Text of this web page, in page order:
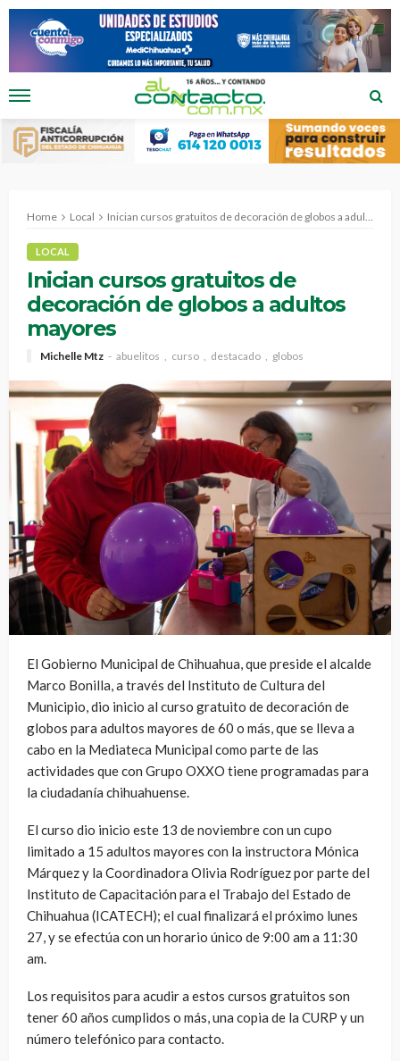
Home Local Inician cursos gratuitos de decoración de globos a adultos mayores
LOCAL
Inician cursos gratuitos de
decoración de globos a adultos
mayores
Michelle Mtz abuelitos curso destacado globos
El Gobierno Municipal de Chihuahua, que preside el alcalde
Marco Bonilla, a través del Instituto de Cultura del
Municipio, dio inicio al curso gratuito de decoración de
globos para adultos mayores de 60 o más, que se lleva a
cabo en la Mediateca Municipal como parte de las
actividades que con Grupo OXXO tiene programadas para
la ciudadanía chihuahuense.
El curso dio inicio este 13 de noviembre con un cupo
limitado a 15 adultos mayores con la instructora Mónica
Márquez y la Coordinadora Olivia Rodríguez por parte del
Instituto de Capacitación para el Trabajo del Estado de
Chihuahua (ICATECH); el cual finalizará el próximo lunes
27, y se efectúa con un horario único de 9:00 am a 11:30
am.
Los requisitos para acudir a estos cursos gratuitos son
tener 60 años cumplidos o más, una copia de la CURP y un
número telefónico para contacto.